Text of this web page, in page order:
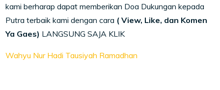
kami berharap dapat memberikan Doa Dukungan kepada
Putra terbaik kami dengan cara ( View, Like, dan Komen
Ya Gaes) LANGSUNG SAJA KLIK
Wahyu Nur Hadi Tausiyah Ramadhan